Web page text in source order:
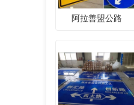
阿拉善盟公路